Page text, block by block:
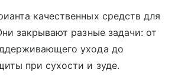
качественных средств для
закрывают разные задачи: от
ухода до
при сухости и зуде.